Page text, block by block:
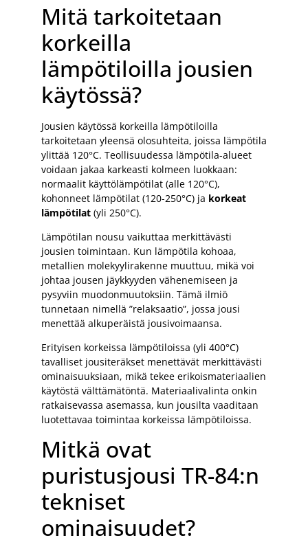
Mitä tarkoitetaan
korkeilla
lämpötiloilla jousien
käytössä?
Jousien käytössä korkeilla lämpötiloilla
tarkoitetaan yleensä olosuhteita, joissa lämpötila
ylittää 120°C. Teollisuudessa lämpötila-alueet
voidaan jakaa karkeasti kolmeen luokkaan:
normaalit käyttölämpötilat (alle 120°C),
kohonneet lämpötilat (120-250°C) ja korkeat
lämpötilat (yli 250°C).
Lämpötilan nousu vaikuttaa merkittävästi
jousien toimintaan. Kun lämpötila kohoaa,
metallien molekyylirakenne muuttuu, mikä voi
johtaa jousen jäykkyyden vähenemiseen ja
pysyviin muodonmuutoksiin. Tämä ilmiö
tunnetaan nimellä ”relaksaatio”, jossa jousi
menettää alkuperäistä jousivoimaansa.
Erityisen korkeissa lämpötiloissa (yli 400°C)
tavalliset jousiteräkset menettävät merkittävästi
ominaisuuksiaan, mikä tekee erikoismateriaalien
käytöstä välttämätöntä. Materiaalivalinta onkin
ratkaisevassa asemassa, kun jousilta vaaditaan
luotettavaa toimintaa korkeissa lämpötiloissa.
Mitkä ovat
puristusjousi TR-84:n
tekniset
ominaisuudet?